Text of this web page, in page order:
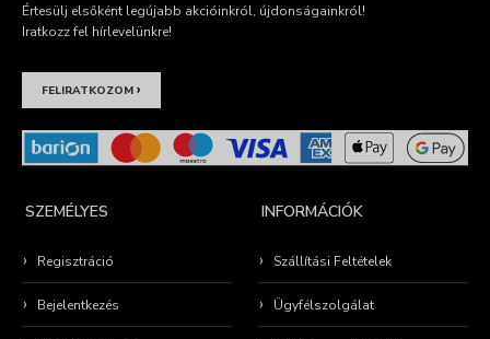
Értesülj elsőként legújabb akcióinkról, újdonságainkról!
Iratkozz fel hírlevelünkre!
FELIRATKOZOM ›
SZEMÉLYES
Regisztráció
Bejelentkezés
INFORMÁCIÓK
Szállítási Feltételek
Ügyfélszolgálat